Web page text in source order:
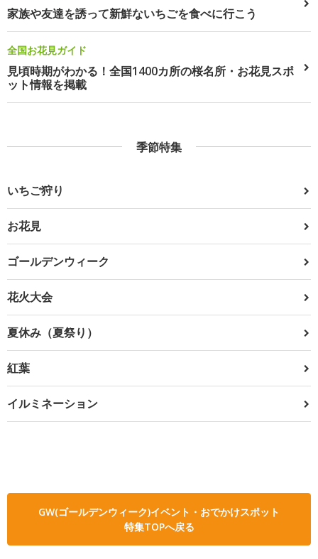
家族や友達を誘って新鮮ないちごを食べに行こう
全国お花見ガイド
見頃時期がわかる！全国1400カ所の桜名所・お花見スポ
ット情報を掲載
季節特集
いちご狩り
お花見
ゴールデンウィーク
花火大会
夏休み（夏祭り）
紅葉
イルミネーション
GW(ゴールデンウィーク)イベント・おでかけスポット
特集TOPへ戻る